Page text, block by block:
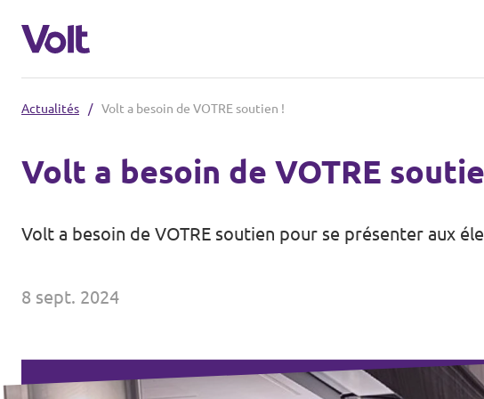
Français
Personnes
Actualités
Actualités / Volt a besoin de VOTRE soutien !
Volt a besoin de VOTRE
Volt a besoin de VOTRE soutien pour se présenter aux
8 sept. 2024